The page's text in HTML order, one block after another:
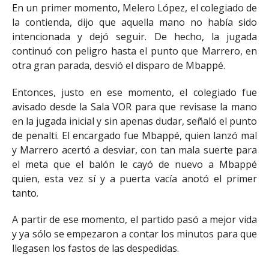
En un primer momento, Melero López, el colegiado de
la contienda, dijo que aquella mano no había sido
intencionada y dejó seguir. De hecho, la jugada
continuó con peligro hasta el punto que Marrero, en
otra gran parada, desvió el disparo de Mbappé.
Entonces, justo en ese momento, el colegiado fue
avisado desde la Sala VOR para que revisase la mano
en la jugada inicial y sin apenas dudar, señaló el punto
de penalti. El encargado fue Mbappé, quien lanzó mal
y Marrero acertó a desviar, con tan mala suerte para
el meta que el balón le cayó de nuevo a Mbappé
quien, esta vez sí y a puerta vacía anotó el primer
tanto.
A partir de ese momento, el partido pasó a mejor vida
y ya sólo se empezaron a contar los minutos para que
llegasen los fastos de las despedidas.